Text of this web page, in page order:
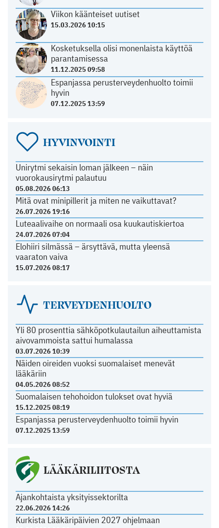
Viikon käänteiset uutiset
15.03.2026 10:15
Kosketuksella olisi monenlaista käyttöä
parantamisessa
11.12.2025 09:58
Espanjassa perusterveydenhuolto toimii
hyvin
07.12.2025 13:59
HYVINVOINTI
Unirytmi sekaisin loman jälkeen – näin
vuorokausirytmi palautuu
05.08.2026 06:13
Mitä ovat minipillerit ja miten ne vaikuttavat?
26.07.2026 19:16
Luteaalivaihe on normaali osa kuukautiskiertoa
24.07.2026 07:04
Elohiiri silmässä – ärsyttävä, mutta yleensä
vaaraton vaiva
15.07.2026 08:17
TERVEYDENHUOLTO
Yli 80 prosenttia sähköpotkulautailun aiheuttamista
aivovammoista sattui humalassa
03.07.2026 10:39
Näiden oireiden vuoksi suomalaiset menevät
lääkäriin
04.05.2026 08:52
Suomalaisen tehohoidon tulokset ovat hyviä
15.12.2025 08:19
Espanjassa perusterveydenhuolto toimii hyvin
07.12.2025 13:59
LÄÄKÄRILIITOSTA
Ajankohtaista yksityissektorilta
22.06.2026 14:26
Kurkista Lääkäripäivien 2027 ohjelmaan